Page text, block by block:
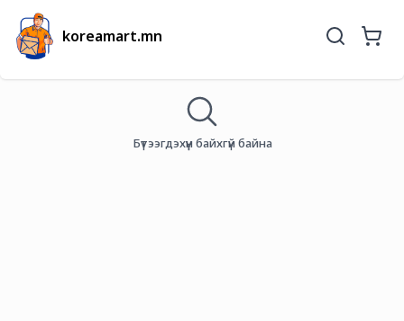
koreamart.mn
Бүтээгдэхүүн байхгүй байна